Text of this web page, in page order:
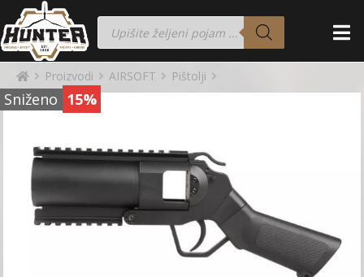
Proizvodi AIRSOFT Pištolji
Sniženo 15%